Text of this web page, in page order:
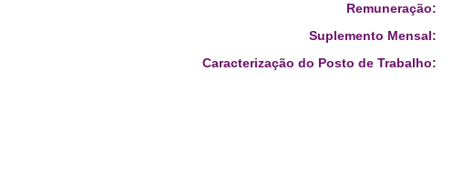
Remuneração:
Suplemento Mensal:
Caracterização do Posto de Trabalho: